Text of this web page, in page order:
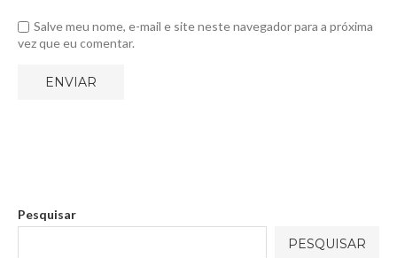
Salve meu nome, e-mail e site neste navegador para a próxima
vez que eu comentar.
Pesquisar
PESQUISAR